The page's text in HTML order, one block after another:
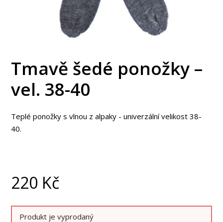
Tmavě šedé ponožky –
vel. 38-40
Teplé ponožky s vlnou z alpaky - univerzální velikost 38-
40.
220 Kč
Produkt je vyprodaný